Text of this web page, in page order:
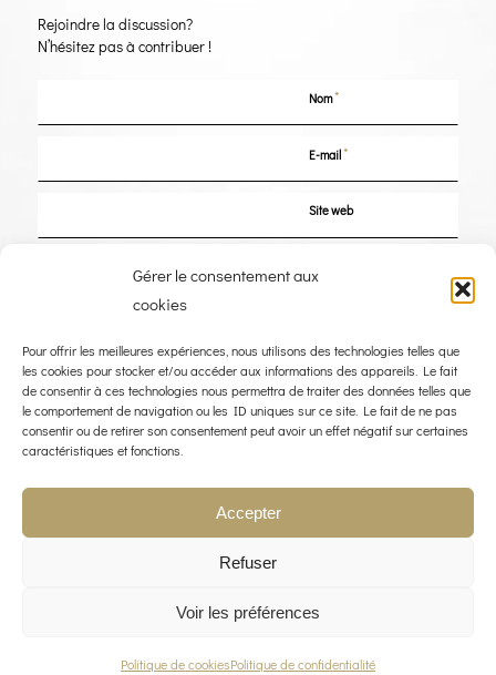
Gérer le consentement aux
cookies
Pour offrir les meilleures expériences, nous utilisons des technologies telles que
les cookies pour stocker et/ou accéder aux informations des appareils. Le fait
de consentir à ces technologies nous permettra de traiter des données telles que
le comportement de navigation ou les ID uniques sur ce site. Le fait de ne pas
consentir ou de retirer son consentement peut avoir un effet négatif sur certaines
caractéristiques et fonctions.
Accepter
Refuser
Voir les préférences
Politique de cookiesPolitique de confidentialité
Rejoindre la discussion?
N’hésitez pas à contribuer !
Nom*
E-mail*
Site web
Enregistrer mon nom, mon e-mail et mon site dans le navigateur pour mon
prochain commentaire.
© COPYRIGHT 2023 - THE WIND ROSE - WEBDESIGN :
POLITIQUE DE CONFIDENTIALITÉ CONTACT